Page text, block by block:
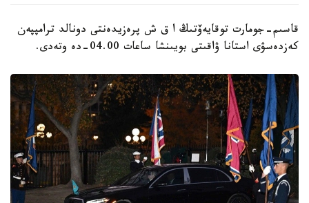
قاسىم-جومارت توقايەۆتىڭ ا ق ش پرەزيدەنتى دونالد ترامپپەن
كەزدەسۋى استانا ۋاقىتى بويىنشا ساعات 04.00-دە وتەدى.